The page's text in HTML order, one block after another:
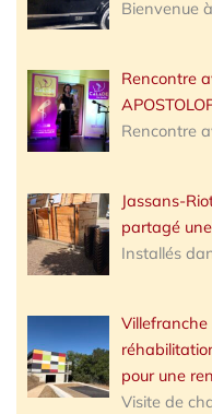
Bienvenue
Rencontre
Rencontre
Jassans-
partagé
Installés
Villefranche
pour une
Visite de